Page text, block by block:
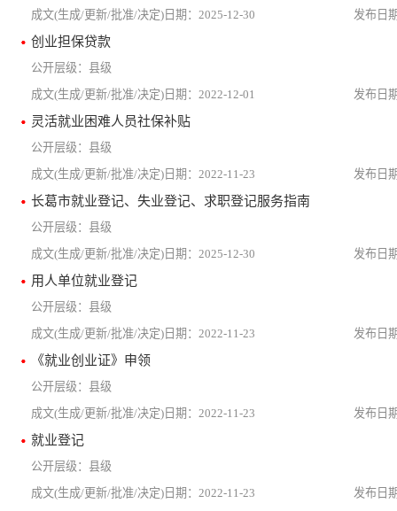
2025-12-30
创业担保贷款
县级
2022-12-01
灵活就业困难人员社保补贴
县级
2022-11-23
长葛市就业登记、失业登记、求职登记服务指南
县级
2025-12-30
用人单位就业登记
县级
2022-11-23
《就业创业证》申领
县级
2022-11-23
就业登记
县级
2022-11-23